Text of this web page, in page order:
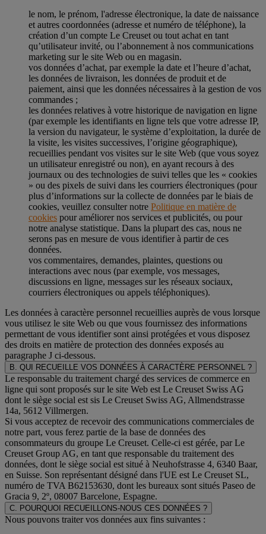
le nom, le prénom, l'adresse électronique, la date de naissance
et autres coordonnées (adresse et numéro de téléphone), la
création d’un compte Le Creuset ou tout achat en tant
qu’utilisateur invité, ou l’abonnement à nos communications
marketing sur le site Web ou en magasin.
vos données d’achat, par exemple la date et l’heure d’achat,
les données de livraison, les données de produit et de
paiement, ainsi que les données nécessaires à la gestion de vos
commandes ;
les données relatives à votre historique de navigation en ligne
(par exemple les identifiants en ligne tels que votre adresse IP,
la version du navigateur, le système d’exploitation, la durée de
la visite, les visites successives, l’origine géographique),
recueillies pendant vos visites sur le site Web (que vous soyez
un utilisateur enregistré ou non), en ayant recours à des
journaux ou des technologies de suivi telles que les « cookies
» ou des pixels de suivi dans les courriers électroniques (pour
plus d’informations sur la collecte de données par le biais de
cookies, veuillez consulter notre Politique en matière de
cookies pour améliorer nos services et publicités, ou pour
notre analyse statistique. Dans la plupart des cas, nous ne
serons pas en mesure de vous identifier à partir de ces
données.
vos commentaires, demandes, plaintes, questions ou
interactions avec nous (par exemple, vos messages,
discussions en ligne, messages sur les réseaux sociaux,
courriers électroniques ou appels téléphoniques).
Les données à caractère personnel recueillies auprès de vous lorsque
vous utilisez le site Web ou que vous fournissez des informations
permettant de vous identifier sont ainsi protégées et vous disposez
des droits en matière de protection des données exposés au
paragraphe J ci-dessous.
B. QUI RECUEILLE VOS DONNÉES À CARACTÈRE PERSONNEL ?
Le responsable du traitement chargé des services de commerce en
ligne qui sont proposés sur le site Web est Le Creuset Swiss AG
dont le siège social est sis Le Creuset Swiss AG, Allmendstrasse
14a, 5612 Villmergen.
Si vous acceptez de recevoir des communications commerciales de
notre part, vous ferez partie de la base de données des
consommateurs du groupe Le Creuset. Celle-ci est gérée, par Le
Creuset Group AG, en tant que responsable du traitement des
données, dont le siège social est situé à Neuhofstrasse 4, 6340 Baar,
en Suisse. Son représentant désigné dans l'UE est Le Creuset SL,
numéro de TVA B62153630, dont les bureaux sont situés Paseo de
Gracia 9, 2º, 08007 Barcelone, Espagne.
C. POURQUOI RECUEILLONS-NOUS CES DONNÉES ?
Nous pouvons traiter vos données aux fins suivantes :